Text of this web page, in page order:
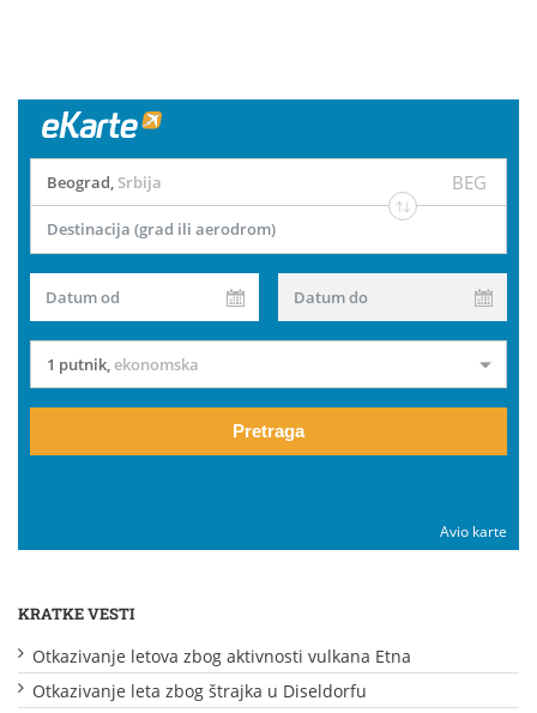
Beograd, Srbija BEG
Destinacija (grad ili aerodrom)
Datum od Datum do
1 putnik,ekonomska
Pretraga
Avio karte
KRATKE VESTI
Otkazivanje letova zbog aktivnosti vulkana Etna
Otkazivanje leta zbog štrajka u Diseldorfu